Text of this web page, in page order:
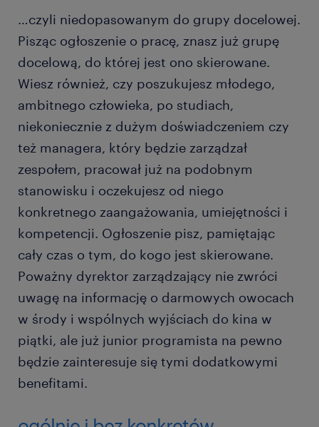
…czyli niedopasowanym do grupy docelowej.
Pisząc ogłoszenie o pracę, znasz już grupę
docelową, do której jest ono skierowane.
Wiesz również, czy poszukujesz młodego,
ambitnego człowieka, po studiach,
niekoniecznie z dużym doświadczeniem czy
też managera, który będzie zarządzał
zespołem, pracował już na podobnym
stanowisku i oczekujesz od niego
konkretnego zaangażowania, umiejętności i
kompetencji. Ogłoszenie pisz, pamiętając
cały czas o tym, do kogo jest skierowane.
Poważny dyrektor zarządzający nie zwróci
uwagę na informację o darmowych owocach
w środy i wspólnych wyjściach do kina w
piątki, ale już junior programista na pewno
będzie zainteresuje się tymi dodatkowymi
benefitami.